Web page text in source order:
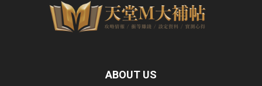
ABOUT US